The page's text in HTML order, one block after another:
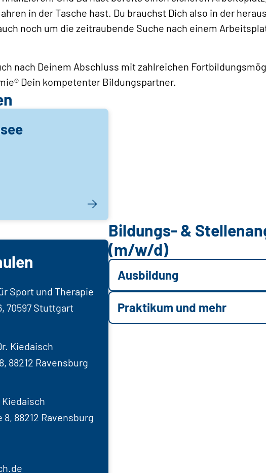
in der Tasche hast. Du brauchst Dich also in der
noch um die zeitraubende Suche nach einem
nach Deinem Abschluss mit zahlreichen
Dein kompetenter Bildungspartner.
Sport und Therapie
70597 Stuttgart
Kiedaisch
88212 Ravensburg
88212 Ravensburg
Bildungs- &
(m/w/d)
Ausbildung
Praktikum und mehr